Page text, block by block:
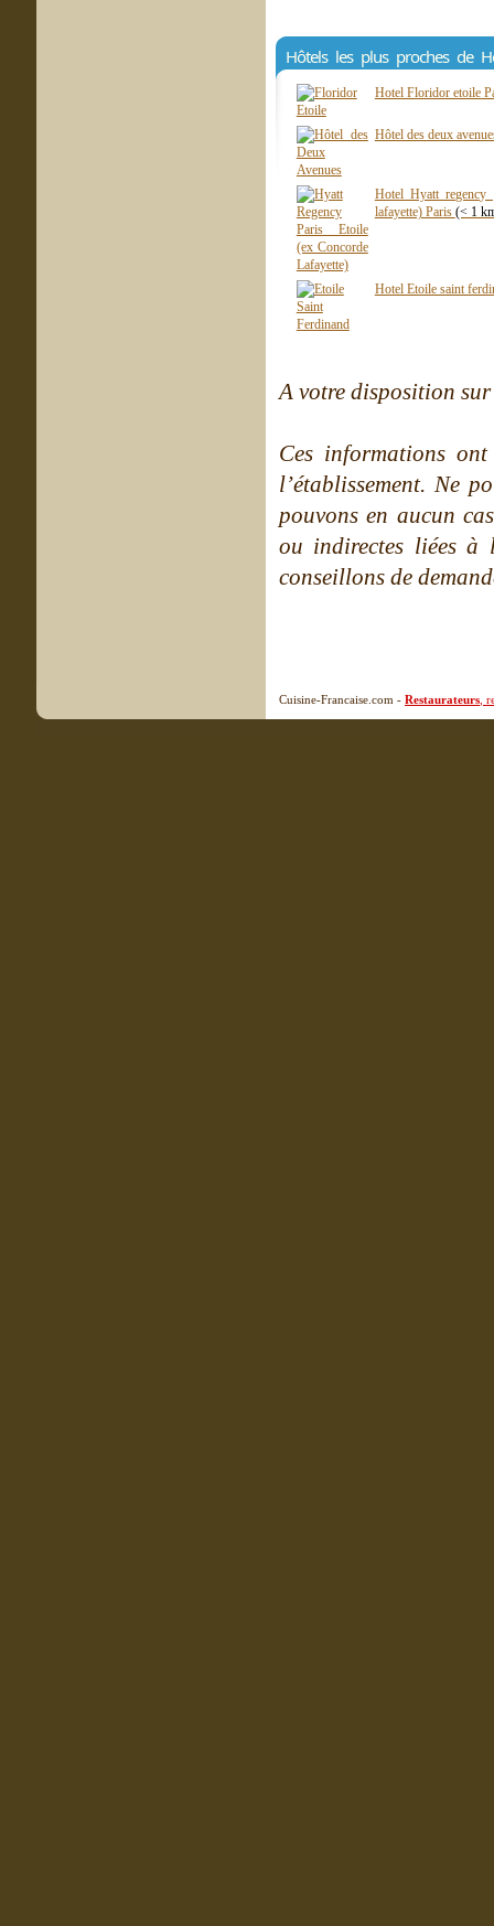
Hôtels les plus proches de
Hotel Floridor etoile
Hôtel des deux
Hotel Hyatt regency
lafayette) Paris (< 1
Hotel Etoile saint
A votre disposition
Ces informations
l’établissement. Ne
pouvons en aucun
ou indirectes liées à
conseillons de
Cuisine-Francaise.com - Restaurateurs ,